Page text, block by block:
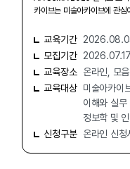
카이브는 미술아카이브에 관
교육기간
모집기간
교육장소 온라인, 모
교육대상 미술아카이
이해와 실
정보학 및
신청구분 온라인 신청